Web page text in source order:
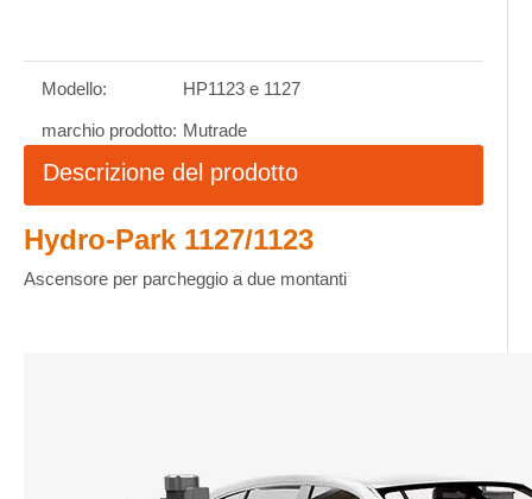
Modello: HP1123 e 1127
marchio prodotto: Mutrade
Descrizione del prodotto
Hydro-Park 1127/1123
Ascensore per parcheggio a due montanti